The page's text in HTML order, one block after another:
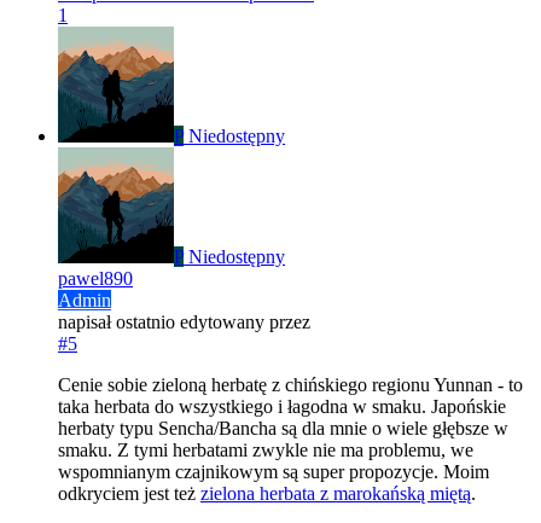
1
P Niedostępny
P Niedostępny
pawel890
Admin
napisałostatnio edytowany przez
#5
Cenie sobie zieloną herbatę z chińskiego regionu Yunnan - to
taka herbata do wszystkiego i łagodna w smaku. Japońskie
herbaty typu Sencha/Bancha są dla mnie o wiele głębsze w
smaku. Z tymi herbatami zwykle nie ma problemu, we
wspomnianym czajnikowym są super propozycje. Moim
odkryciem jest też zielona herbata z marokańską miętą.